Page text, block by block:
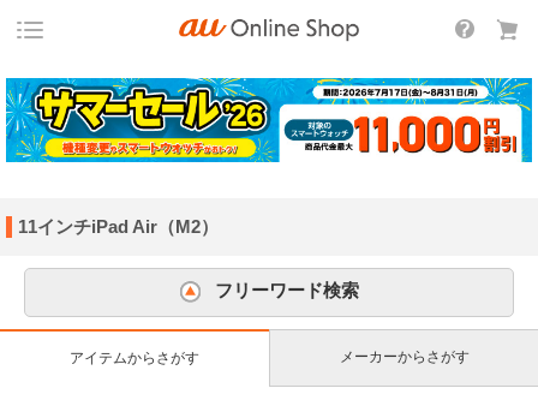
11インチiPad Air（M2）
フリーワード検索
アイテムからさがす メーカーからさがす